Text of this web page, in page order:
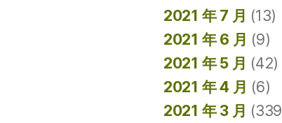
2021 年 7 月 (13)
2021 年 6 月 (9)
2021 年 5 月 (42)
2021 年 4 月 (6)
2021 年 3 月